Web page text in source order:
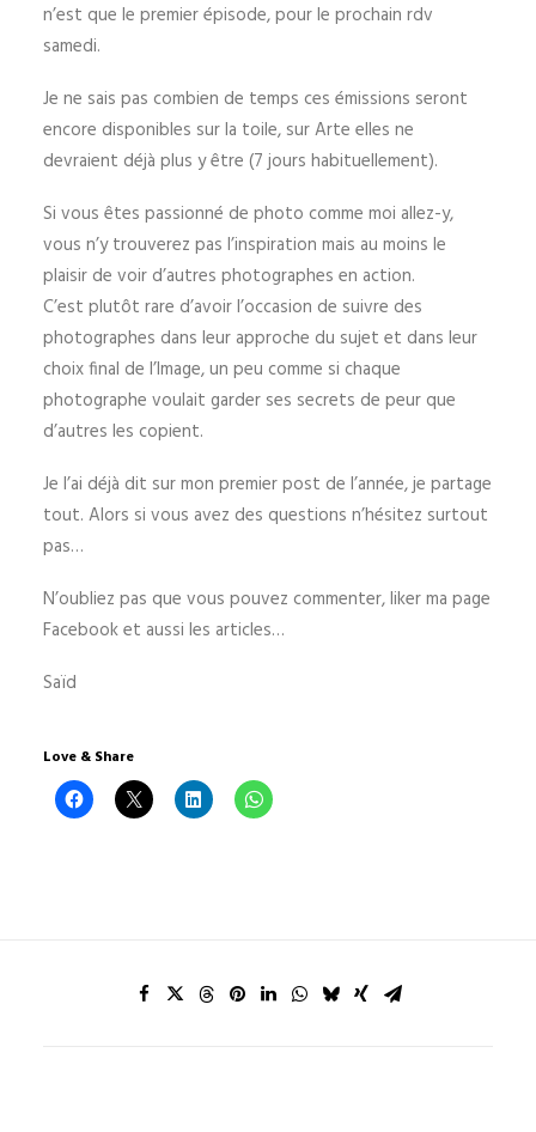
n’est que le premier épisode, pour le prochain rdv
samedi.
Je ne sais pas combien de temps ces émissions seront
encore disponibles sur la toile, sur Arte elles ne
devraient déjà plus y être (7 jours habituellement).
Si vous êtes passionné de photo comme moi allez-y,
vous n’y trouverez pas l’inspiration mais au moins le
plaisir de voir d’autres photographes en action.
C’est plutôt rare d’avoir l’occasion de suivre des
photographes dans leur approche du sujet et dans leur
choix final de l’Image, un peu comme si chaque
photographe voulait garder ses secrets de peur que
d’autres les copient.
Je l’ai déjà dit sur mon premier post de l’année, je partage
tout. Alors si vous avez des questions n’hésitez surtout
pas…
N’oubliez pas que vous pouvez commenter, liker ma page
Facebook et aussi les articles…
Saïd
Love & Share